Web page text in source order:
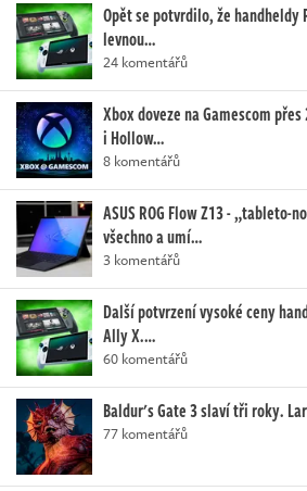
Opět se potvrdilo, že handheldy
levnou…
24 komentářů
Xbox doveze na Gamescom
i Hollow…
8 komentářů
ASUS ROG Flow Z13 - „tableto-
všechno a umí…
3 komentářů
Další potvrzení vysoké ceny
Ally X.…
60 komentářů
Baldur's Gate 3 slaví tři roky.
77 komentářů